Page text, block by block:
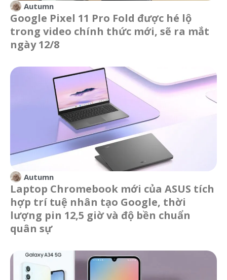
Autumn
Google Pixel 11 Pro Fold được hé lộ
trong video chính thức mới, sẽ ra mắt
ngày 12/8
Autumn
Laptop Chromebook mới của ASUS tích
hợp trí tuệ nhân tạo Google, thời
lượng pin 12,5 giờ và độ bền chuẩn
quân sự